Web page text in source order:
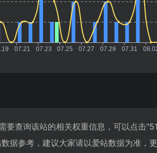
要查询该站的相关权重信息，可以点击"
据参考，建议大家请以爱站数据为准，